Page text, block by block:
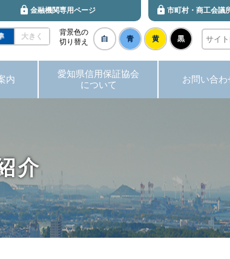
金融機関専用ページ 市町村・商工会議
大きく
背景色の
切り替え
白 青 黄 黒
内
愛知県信用保証協会
について
お問い合わ
介